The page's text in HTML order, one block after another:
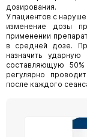
дозирования.
У пациентов с
изменение дозы
применении
в средней дозе.
назначить
составляющую
регулярно
после каждого